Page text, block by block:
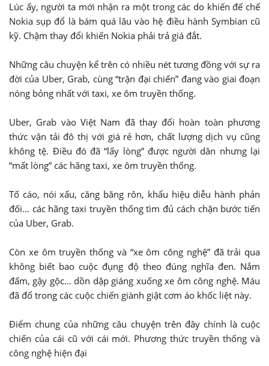
Lúc ấy, người ta mới nhận ra một trong các do khiến đế chế
Nokia sụp đổ là bám quá lâu vào hệ điều hành Symbian cũ
kỹ. Chậm thay đổi khiến Nokia phải trả giá đắt.
Những câu chuyện kể trên có nhiều nét tương đồng với sự ra
đời của Uber, Grab, cùng “trận đại chiến” đang vào giai đoạn
nóng bỏng nhất với taxi, xe ôm truyền thống.
Uber, Grab vào Việt Nam đã thay đổi hoàn toàn phương
thức vận tải đô thị với giá rẻ hơn, chất lượng dịch vụ cũng
không tệ. Điều đó đã “lấy lòng” được người dân nhưng lại
“mất lòng” các hãng taxi, xe ôm truyền thống.
Tố cáo, nói xấu, căng băng rôn, khẩu hiệu diễu hành phản
đối… các hãng taxi truyền thống tìm đủ cách chặn bước tiến
của Uber, Grab.
Còn xe ôm truyền thống và “xe ôm công nghệ” đã trải qua
không biết bao cuộc đụng độ theo đúng nghĩa đen. Nắm
đấm, gậy gộc… dồn dập giáng xuống xe ôm công nghệ. Máu
đã đổ trong các cuộc chiến giành giật cơm áo khốc liệt này.
Điểm chung của những câu chuyện trên đây chính là cuộc
chiến của cái cũ với cái mới. Phương thức truyền thống và
công nghệ hiện đại